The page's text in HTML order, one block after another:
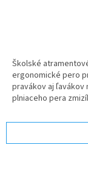
Školské
ergonomické pero
pravákov aj ľavákov
plniaceho pera
vydrží cca 3000m